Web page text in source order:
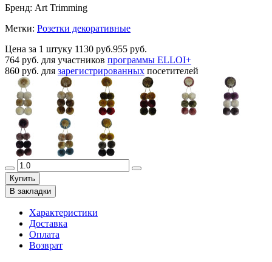
Бренд: Art Trimming
Метки: Розетки декоративные
Цена за 1 штуку 1130 руб.955 руб.
764 руб. для участников программы ELLOI+
860 руб. для зарегистрированных посетителей
Купить
В закладки
Характеристики
Доставка
Оплата
Возврат